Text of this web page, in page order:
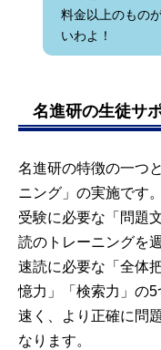
料金以上のもの
いわよ！
名進研の生徒サ
名進研の特徴の一つ
ニング」の実施です。
受験に必要な「問題
読のトレーニングを
速読に必要な「全体
憶力」「検索力」の
速く、より正確に問
なります。